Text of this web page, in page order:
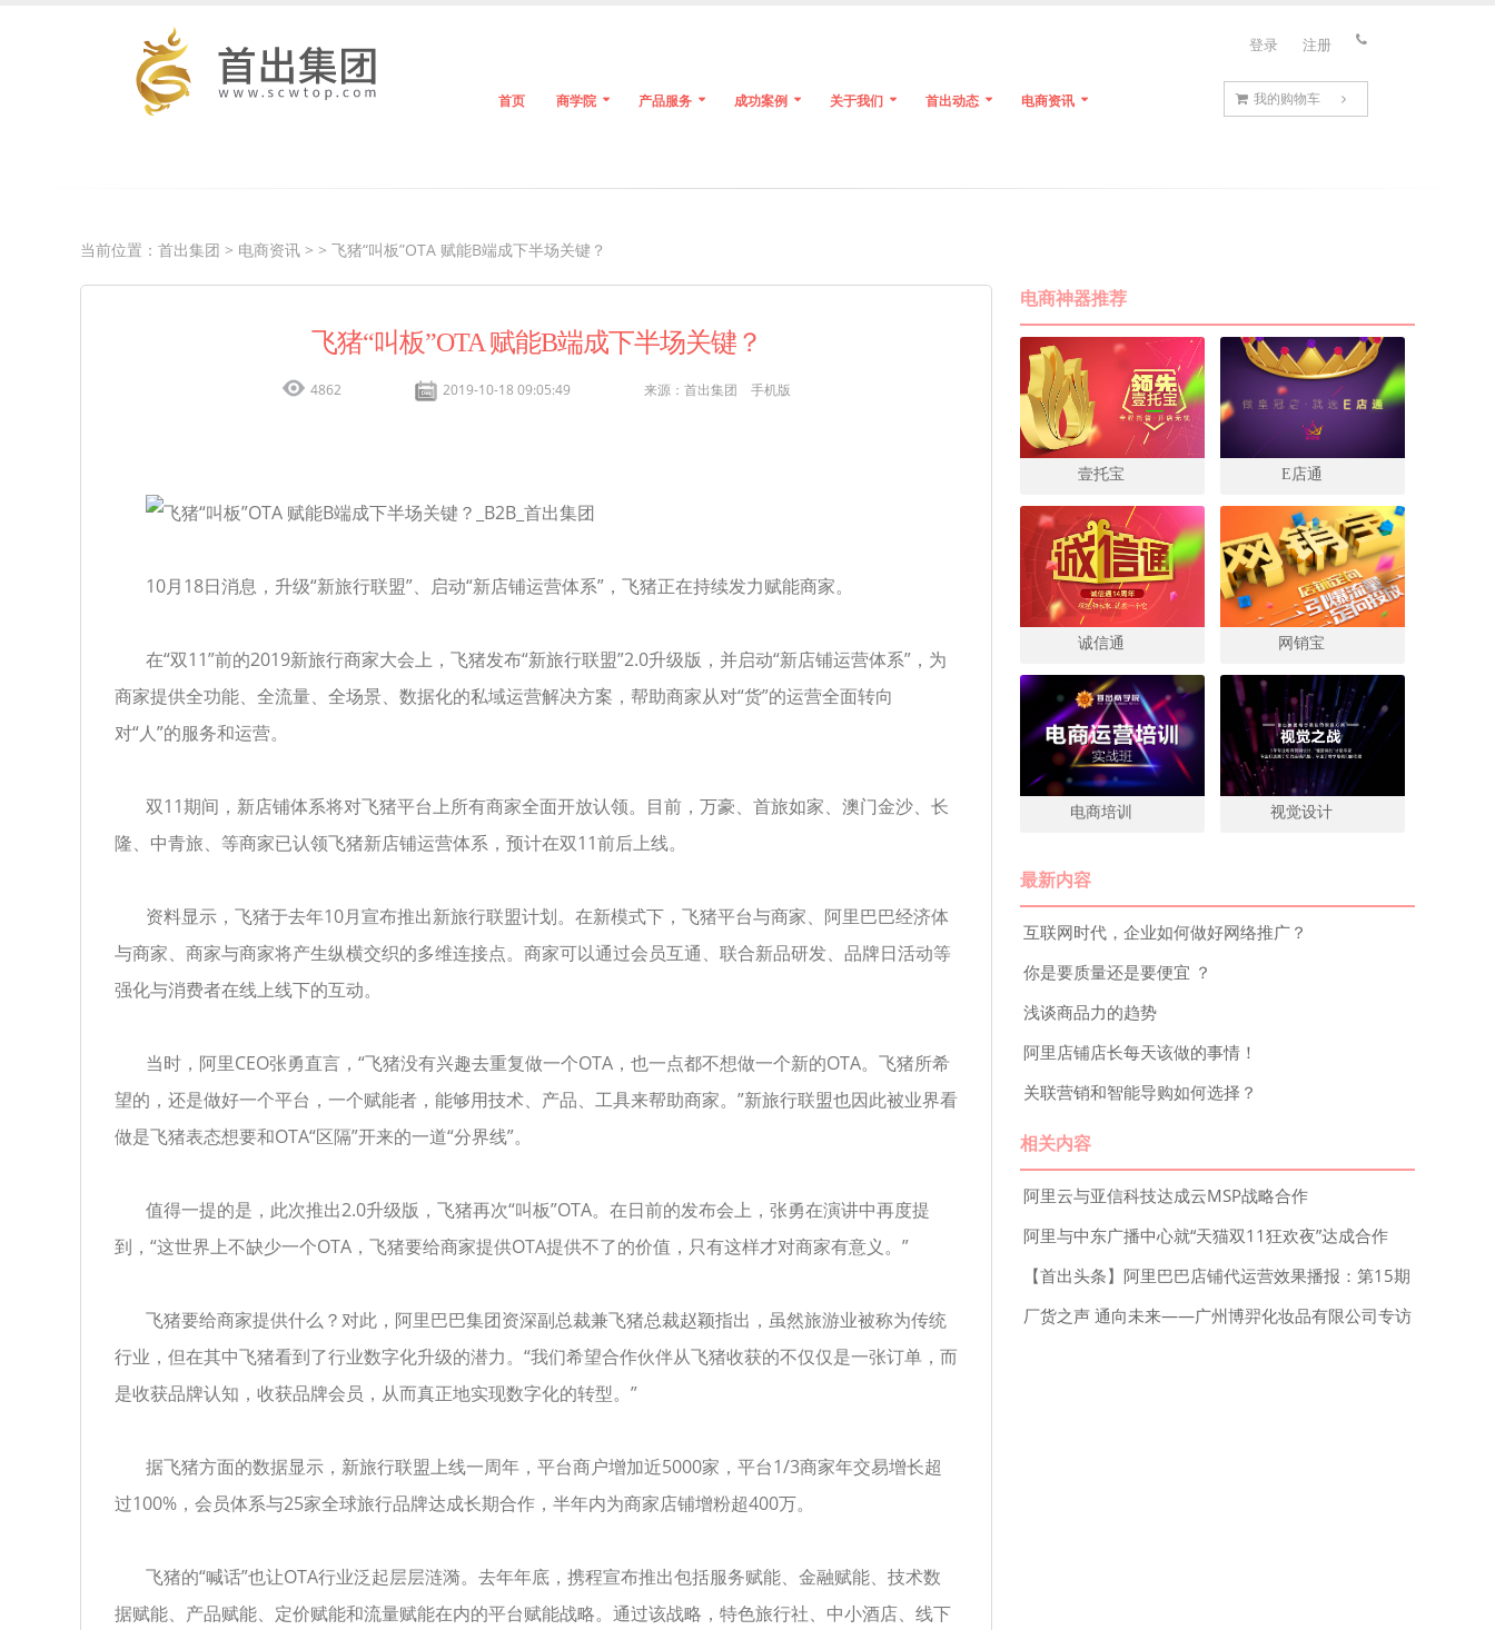
登录 注册
我的购物车
首页 商学院 产品服务 成功案例 关于我们 首出动态 电商资讯
当前位置： 首出集团 > 电商资讯 > > 飞猪“叫板”OTA 赋能B端成下半场关键？
飞猪“叫板”OTA 赋能B端成下半场关键？
4862 2019-10-18 09:05:49 来源：首出集团 手机版
10月18日消息，升级“新旅行联盟”、启动“新店铺运营体系”，飞猪正在持续发力赋能商家。
在“双11”前的2019新旅行商家大会上，飞猪发布“新旅行联盟”2.0升级版，并启动“新店铺运营体系”，为
商家提供全功能、全流量、全场景、数据化的私域运营解决方案，帮助商家从对“货”的运营全面转向
对“人”的服务和运营。
双11期间，新店铺体系将对飞猪平台上所有商家全面开放认领。目前，万豪、首旅如家、澳门金沙、长
隆、中青旅、等商家已认领飞猪新店铺运营体系，预计在双11前后上线。
资料显示，飞猪于去年10月宣布推出新旅行联盟计划。在新模式下，飞猪平台与商家、阿里巴巴经济体
与商家、商家与商家将产生纵横交织的多维连接点。商家可以通过会员互通、联合新品研发、品牌日活动等
强化与消费者在线上线下的互动。
当时，阿里CEO张勇直言，“飞猪没有兴趣去重复做一个OTA，也一点都不想做一个新的OTA。飞猪所希
望的，还是做好一个平台，一个赋能者，能够用技术、产品、工具来帮助商家。”新旅行联盟也因此被业界看
做是飞猪表态想要和OTA“区隔”开来的一道“分界线”。
值得一提的是，此次推出2.0升级版，飞猪再次“叫板”OTA。在日前的发布会上，张勇在演讲中再度提
到，“这世界上不缺少一个OTA，飞猪要给商家提供OTA提供不了的价值，只有这样才对商家有意义。”
飞猪要给商家提供什么？对此，阿里巴巴集团资深副总裁兼飞猪总裁赵颖指出，虽然旅游业被称为传统
行业，但在其中飞猪看到了行业数字化升级的潜力。“我们希望合作伙伴从飞猪收获的不仅仅是一张订单，而
是收获品牌认知，收获品牌会员，从而真正地实现数字化的转型。”
据飞猪方面的数据显示，新旅行联盟上线一周年，平台商户增加近5000家，平台1/3商家年交易增长超
过100%，会员体系与25家全球旅行品牌达成长期合作，半年内为商家店铺增粉超400万。
飞猪的“喊话”也让OTA行业泛起层层涟漪。去年年底，携程宣布推出包括服务赋能、金融赋能、技术数
据赋能、产品赋能、定价赋能和流量赋能在内的平台赋能战略。通过该战略，特色旅行社、中小酒店、线下
电商神器推荐
壹托宝 E店通
诚信通 网销宝
电商培训 视觉设计
最新内容
互联网时代，企业如何做好网络推广？
你是要质量还是要便宜 ？
浅谈商品力的趋势
阿里店铺店长每天该做的事情！
关联营销和智能导购如何选择？
相关内容
阿里云与亚信科技达成云MSP战略合作
阿里与中东广播中心就“天猫双11狂欢夜”达成合作
【首出头条】阿里巴巴店铺代运营效果播报：第15期
厂货之声 通向未来——广州博羿化妆品有限公司专访